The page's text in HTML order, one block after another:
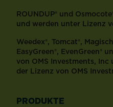
ROUNDUP® und
und werden unter Lizenz
Weedex®, Tomcat®,
EasyGreen®, EvenGreen®
von OMS Investments,
der Lizenz von OMS
PRODUKTE